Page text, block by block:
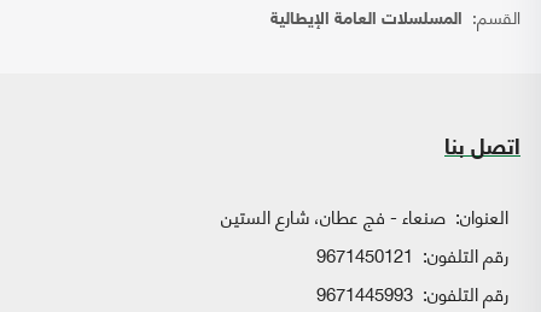
القسم: المسلسلات العامة الإيطالية
اتصل بنا
العنوان: صنعاء - فج عطان، شارع الستين
رقم التلفون: 9671450121
رقم التلفون: 9671445993